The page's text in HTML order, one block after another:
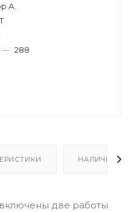
А.
— 288
НАЛИЧИЕ
две работы